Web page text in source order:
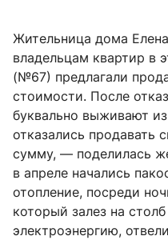
Жительница дома
владельцам квартир в
(№67) предлагали
стоимости. После
буквально выживают
отказались продавать
сумму, — поделилась
в апреле начались
отопление, посреди
который залез на
электроэнергию,